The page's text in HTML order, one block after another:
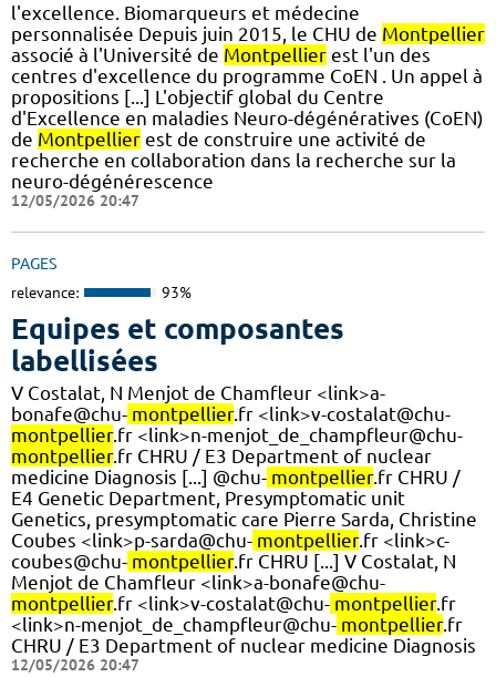
l'excellence. Biomarqueurs et médecine
personnalisée Depuis juin 2015, le CHU de Montpellier
associé à l'Université de Montpellier est l'un des
centres d'excellence du programme CoEN . Un appel à
propositions [...] L'objectif global du Centre
d'Excellence en maladies Neuro-dégénératives (CoEN)
de Montpellier est de construire une activité de
recherche en collaboration dans la recherche sur la
neuro-dégénérescence
12/05/2026 20:47
PAGES
relevance: 93%
Equipes et composantes
labellisées
V Costalat, N Menjot de Chamfleur <link>a-
bonafe@chu- montpellier.fr <link>v-costalat@chu-
montpellier.fr <link>n-menjot_de_champfleur@chu-
montpellier.fr CHRU / E3 Department of nuclear
medicine Diagnosis [...] @chu- montpellier.fr CHRU /
E4 Genetic Department, Presymptomatic unit
Genetics, presymptomatic care Pierre Sarda, Christine
Coubes <link>p-sarda@chu- montpellier.fr <link>c-
coubes@chu- montpellier.fr CHRU [...] V Costalat, N
Menjot de Chamfleur <link>a-bonafe@chu-
montpellier.fr <link>v-costalat@chu- montpellier.fr
<link>n-menjot_de_champfleur@chu- montpellier.fr
CHRU / E3 Department of nuclear medicine Diagnosis
12/05/2026 20:47